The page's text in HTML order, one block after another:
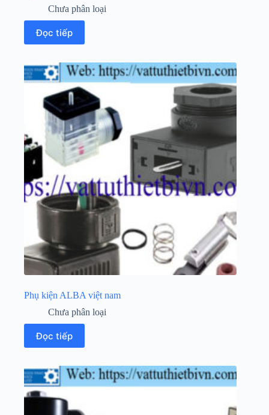
Chưa phân loại
Đọc tiếp
Phụ kiện ALBA việt nam
Chưa phân loại
Đọc tiếp